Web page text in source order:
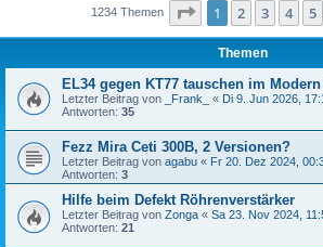
1234 Themen Seite 1von 25
1 2 3 4 5
Themen
EL34 gegen KT77 tauschen im
Letzter Beitrag von _Frank_ « Di 9. Jun 2026,
Antworten: 35
Fezz Mira Ceti 300B, 2 Versionen?
Letzter Beitrag von agabu « Fr 20. Dez 2024,
Antworten: 3
Hilfe beim Defekt Röhrenverstärker
Letzter Beitrag von Zonga « Sa 23. Nov 2024,
Antworten: 21